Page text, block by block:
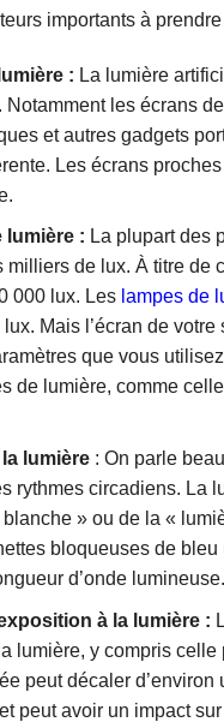
importants à
: La lumière
Notamment les écrans
et autres gadgets
Les écrans
lumière : La plupart des
milliers de lux. À titre de
000 lux. Les lampes de
Mais l’écran de
que vous
de lumière, comme
lumière : On parle
rythmes circadiens. La
» ou de la «
bloqueuses de
d’onde lumineuse.
à la lumière :
lumière, y compris
peut décaler
peut avoir un impact